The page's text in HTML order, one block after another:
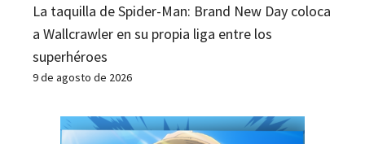
La taquilla de Spider-Man: Brand New Day coloca
a Wallcrawler en su propia liga entre los
superhéroes
9 de agosto de 2026